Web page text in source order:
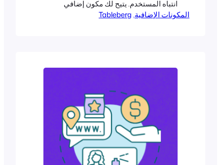
انتباه المستخدم. يتيح لك مكون إضافي
للجداول إنشاء الجداول وإدارتها وعرضها على
إضافية للجداول. في هذا...
المكونات الإضافية,
Tableberg